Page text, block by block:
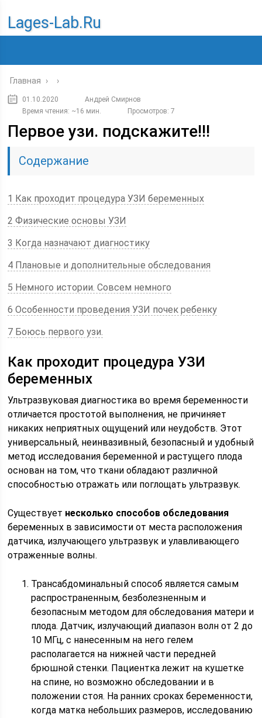
Lages-Lab.ru
Главная › ›
01.10.2020
Андрей Смирнов
Время чтения: ~16 мин.
Просмотров: 7
Первое узи. подскажите!!!
Содержание
1 Как проходит процедура УЗИ беременных
2 Физические основы УЗИ
3 Когда назначают диагностику
4 Плановые и дополнительные обследования
5 Немного истории. Совсем немного
6 Особенности проведения УЗИ почек ребенку
7 Боюсь первого узи.
Как проходит процедура УЗИ
беременных
Ультразвуковая диагностика во время беременности
отличается простотой выполнения, не причиняет
никаких неприятных ощущений или неудобств. Этот
универсальный, неинвазивный, безопасный и удобный
метод исследования беременной и растущего плода
основан на том, что ткани обладают различной
способностью отражать или поглощать ультразвук.
Существует несколько способов обследования
беременных в зависимости от места расположения
датчика, излучающего ультразвук и улавливающего
отраженные волны.
Трансабдоминальный способ является самым
распространенным, безболезненным и
безопасным методом для обследования матери и
плода. Датчик, излучающий диапазон волн от 2 до
10 МГц, с нанесенным на него гелем
располагается на нижней части передней
брюшной стенки. Пациентка лежит на кушетке
на спине, но возможно обследовании и в
положении стоя. На ранних сроках беременности,
когда матка небольших размеров, исследованию